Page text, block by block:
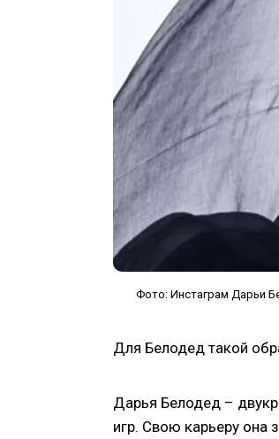
Фото: Инстаграм Дарьи
Для Белодед такой
Дарья Белодед –
игр. Свою карьеру она